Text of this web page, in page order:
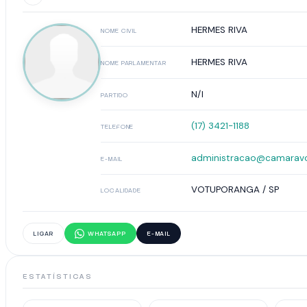
NOME CIVIL HERMES RIVA
NOME PARLAMENTAR HERMES RIVA
PARTIDO N/I
TELEFONE (17) 3421-1188
E-MAIL
LOCALIDADE VOTUPORANGA / SP
LIGAR WHATSAPP E-MAIL
ESTATÍSTICAS